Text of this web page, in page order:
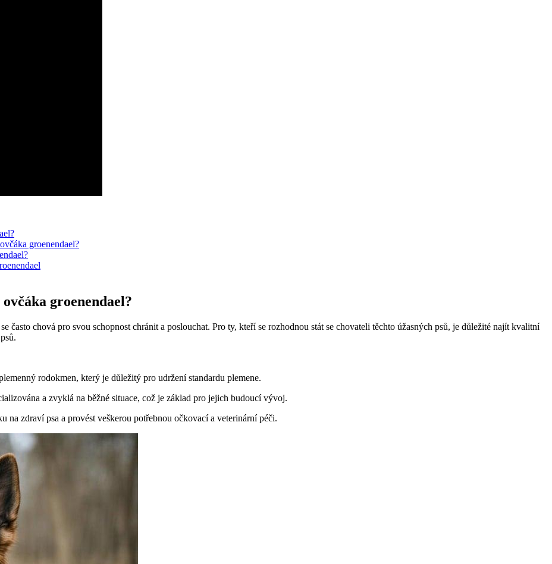
groenendael?
groenendael?
často chová pro svou schopnost chránit a poslouchat. Pro ty, kteří se rozhodnou stát se chovateli těchto úžasných psů, je důležité najít kvalitní
rodokmen, který je důležitý pro udržení standardu plemene.
a zvyklá na běžné situace, což je základ pro jejich budoucí vývoj.
na zdraví psa a provést veškerou potřebnou očkovací a veterinární péči.